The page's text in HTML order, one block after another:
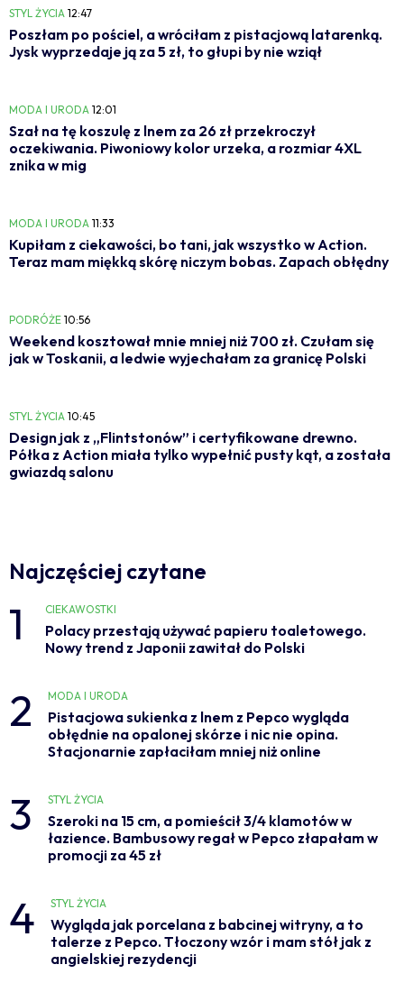
STYL ŻYCIA 12:47
Poszłam po pościel, a wróciłam z pistacjową latarenką.
Jysk wyprzedaje ją za 5 zł, to głupi by nie wziął
MODA I URODA 12:01
Szał na tę koszulę z lnem za 26 zł przekroczył
oczekiwania. Piwoniowy kolor urzeka, a rozmiar 4XL
znika w mig
MODA I URODA 11:33
Kupiłam z ciekawości, bo tani, jak wszystko w Action.
Teraz mam miękką skórę niczym bobas. Zapach obłędny
PODRÓŻE 10:56
Weekend kosztował mnie mniej niż 700 zł. Czułam się
jak w Toskanii, a ledwie wyjechałam za granicę Polski
STYL ŻYCIA 10:45
Design jak z „Flintstonów” i certyfikowane drewno.
Półka z Action miała tylko wypełnić pusty kąt, a została
gwiazdą salonu
Najczęściej czytane
1 CIEKAWOSTKI
Polacy przestają używać papieru toaletowego.
Nowy trend z Japonii zawitał do Polski
2 MODA I URODA
Pistacjowa sukienka z lnem z Pepco wygląda
obłędnie na opalonej skórze i nic nie opina.
Stacjonarnie zapłaciłam mniej niż online
3 STYL ŻYCIA
Szeroki na 15 cm, a pomieścił 3/4 klamotów w
łazience. Bambusowy regał w Pepco złapałam w
promocji za 45 zł
4 STYL ŻYCIA
Wygląda jak porcelana z babcinej witryny, a to
talerze z Pepco. Tłoczony wzór i mam stół jak z
angielskiej rezydencji